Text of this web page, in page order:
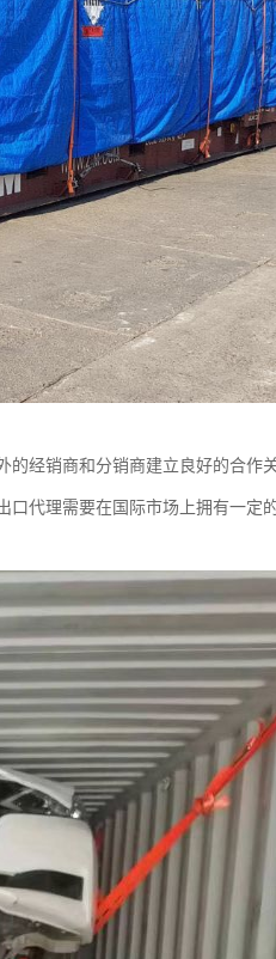
经销商和分销商建立良好的合作
代理需要在国际市场上拥有一定